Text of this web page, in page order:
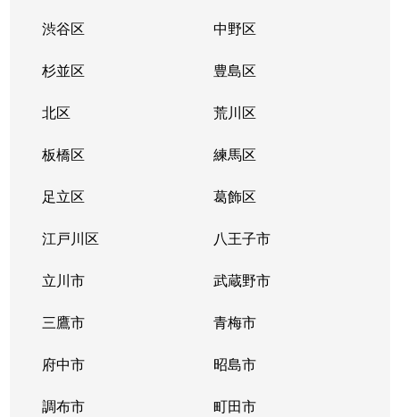
渋谷区 中野区
杉並区 豊島区
北区 荒川区
板橋区 練馬区
足立区 葛飾区
江戸川区 八王子市
立川市 武蔵野市
三鷹市 青梅市
府中市 昭島市
調布市 町田市